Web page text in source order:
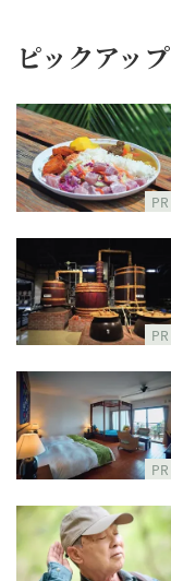
ピックアップ
PR
PR
PR